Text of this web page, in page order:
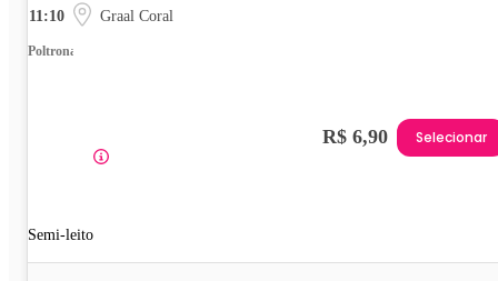
11:10 Graal Coral
Poltrona
Semi-leito
R$ 6,90 Selecionar